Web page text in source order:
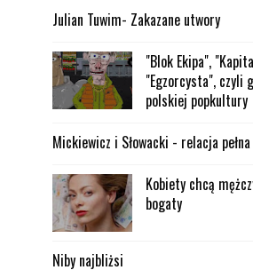
Julian Tuwim- Zakazane utwory
"Blok Ekipa",
"Egzorcysta", czyli
polskiej popkultury
Mickiewicz i Słowacki - relacja
Kobiety chcą
bogaty
Niby najbliżsi